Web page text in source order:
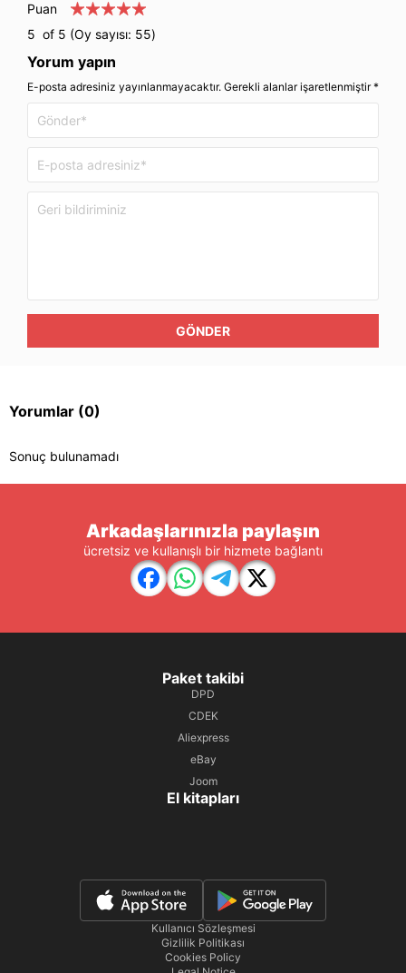
Puan
5 of 5 (Oy sayısı: 55)
Yorum yapın
E-posta adresiniz yayınlanmayacaktır. Gerekli alanlar işaretlenmiştir *
GÖNDER
Yorumlar (0)
Sonuç bulunamadı
Arkadaşlarınızla paylaşın
ücretsiz ve kullanışlı bir hizmete bağlantı
Paket takibi
DPD
CDEK
Aliexpress
eBay
Joom
El kitapları
Kullanıcı Sözleşmesi
Gizlilik Politikası
Cookies Policy